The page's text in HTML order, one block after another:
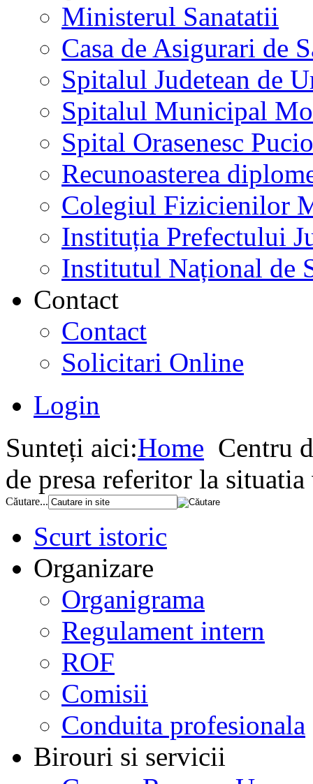
Ministerul Sanatatii
Casa de Asigurari de
Spitalul Judetean de
Spitalul Municipal
Spital Orasenesc
Recunoasterea
Colegiul Fizicienilor
Instituția Prefectului
Institutul Național de
Contact
Contact
Solicitari Online
Login
Sunteți aici:Home Centru
de presa referitor la
Căutare...
Scurt istoric
Organizare
Organigrama
Regulament intern
ROF
Comisii
Conduita profesionala
Birouri si servicii